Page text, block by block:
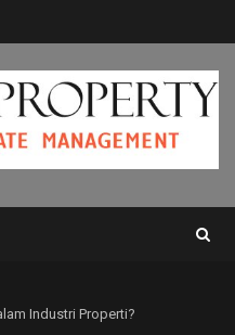
Industri Properti?